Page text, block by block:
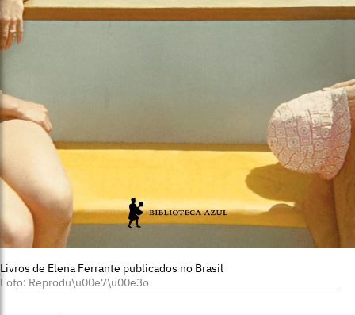
Livros de Elena Ferrante publicados no Brasil
Foto: Reprodu\u00e7\u00e3o